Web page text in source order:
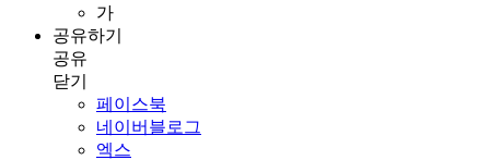
가
공유하기
공유
닫기
페이스북
네이버블로그
엑스